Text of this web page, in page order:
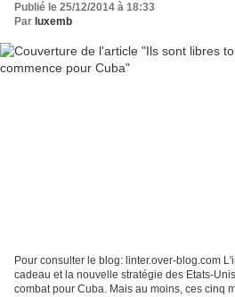
Publié le 25/12/2014 à 18:33
Par luxemb
Pour consulter le blog: linter.over-blog.com
cadeau et la nouvelle stratégie des Etats-
combat pour Cuba. Mais au moins, ces cinq